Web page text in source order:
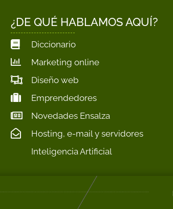
¿DE QUÉ HABLAMOS AQUÍ?
Diccionario
Marketing online
Diseño web
Emprendedores
Novedades Ensalza
Hosting, e-mail y servidores
Inteligencia Artificial